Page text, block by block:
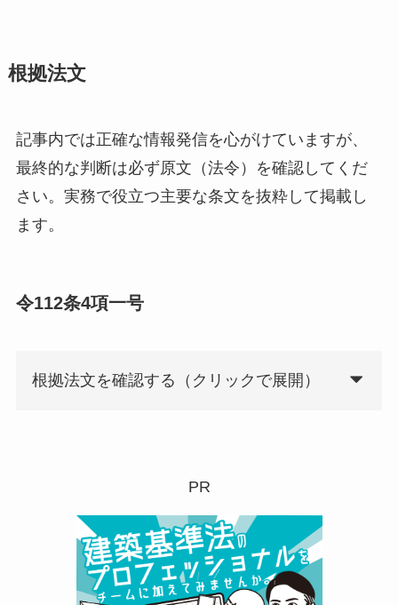
根拠法文
記事内では正確な情報発信を心がけていますが、
最終的な判断は必ず原文（法令）を確認してくだ
さい。実務で役立つ主要な条文を抜粋して掲載し
ます。
令112条4項一号
根拠法文を確認する（クリックで展開）
PR